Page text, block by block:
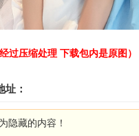
经过压缩处理 下载包内是原图）
址：
隐藏的内容！